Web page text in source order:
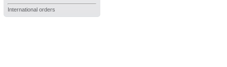
International orders